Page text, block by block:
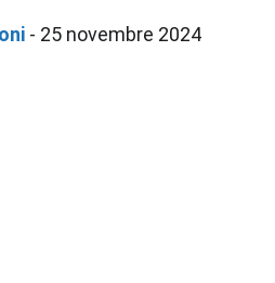
- 25 novembre 2024